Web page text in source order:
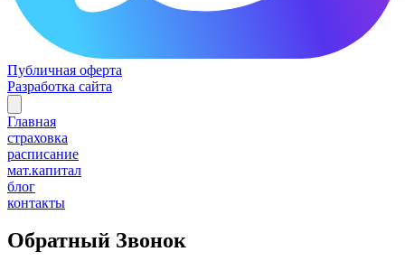
Публичная оферта
Разработка сайта
Главная
страховка
расписание
мат.капитал
блог
контакты
Обратный Звонок